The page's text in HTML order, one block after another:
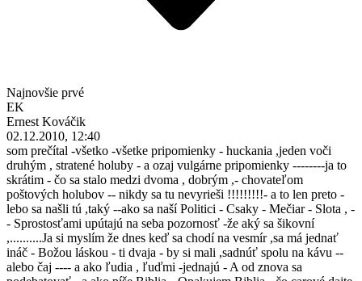
Najnovšie prvé
EK
Ernest Kováčik
02.12.2010, 12:40
som prečítal -všetko -všetke pripomienky - huckania ,jeden voči
druhým , stratené holuby - a ozaj vulgárne pripomienky --------ja to
skrátim - čo sa stalo medzi dvoma , dobrým ,- chovateľom
poštových holubov -- nikdy sa tu nevyrieši !!!!!!!!!- a to len preto -
lebo sa našli tú ,taký --ako sa naší Politici - Csaky - Mečiar - Slota , -
- Sprostosťami upútajú na seba pozornosť -že aký sa šikovní
,..........Ja si myslím že dnes keď sa chodí na vesmír ,sa má jednať
ináč - Božou láskou - ti dvaja - by si mali ,sadnúť spolu na kávu --
alebo čaj ---- a ako ľudia , ľuďmi -jednajú - A od znova sa